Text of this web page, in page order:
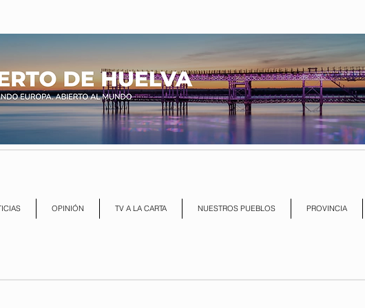
OPINIÓN TV A LA CARTA NUESTROS PUEBLOS PROVINCIA